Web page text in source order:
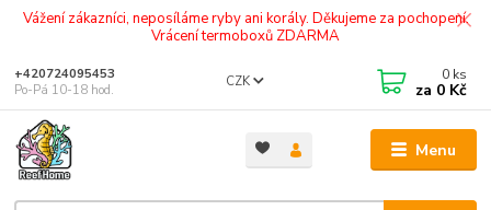
Vážení zákazníci, neposíláme ryby ani korály. Děkujeme za pochopení.
Vrácení termoboxů ZDARMA
Menu
CZK
+420724095453
Po-Pá 10-18 hod.
0 ks
za 0 Kč